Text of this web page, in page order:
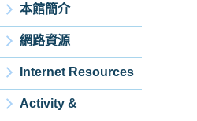
本館簡介
網路資源
Internet Resources
Activity &